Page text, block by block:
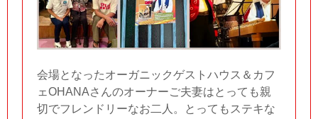
会場となったオーガニックゲストハウス＆カフ
ェOHANAさんのオーナーご夫妻はとっても親
切でフレンドリーなお二人。とってもステキな